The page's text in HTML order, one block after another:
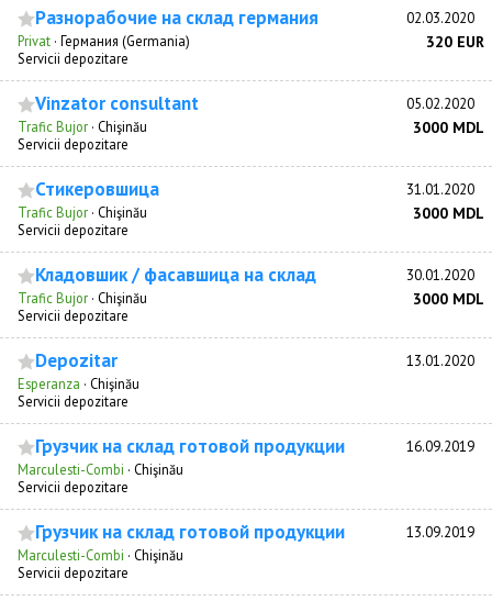
Разнорабочие на склад германия 02.03.2020
Privat · Германия (Germania) 320 EUR
Servicii depozitare
Vinzator consultant 05.02.2020
Trafic Bujor · Chişinău 3000 MDL
Servicii depozitare
Стикеровшица 31.01.2020
Trafic Bujor · Chişinău 3000 MDL
Servicii depozitare
Кладовшик / фасавшица на склад 30.01.2020
Trafic Bujor · Chişinău 3000 MDL
Servicii depozitare
Depozitar 13.01.2020
Esperanza · Chişinău
Servicii depozitare
Грузчик на склад готовой продукции 16.09.2019
Marculesti-Combi · Chişinău
Servicii depozitare
Грузчик на склад готовой продукции 13.09.2019
Marculesti-Combi · Chişinău
Servicii depozitare